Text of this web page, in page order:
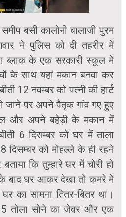
बसी कालोनी बालाजी पुरम
ने पुलिस को दी तहरीर में
ब्लाक के एक सरकारी स्कूल में
के साथ यहां मकान बनवा कर
12 नवम्बर को पत्नी की हार्ट
पर अपने पैतृक गांव गए हुए
और अपने बहेड़ी के मकान में
6 दिसम्बर को घर में ताला
दिसम्बर को मोहल्ले के ही रहने
कि तुम्हारे घर में चोरी हो
बाद घर आकर देखा तो कमरे में
का सामना तितर-बितर था।
तोला सोने का जेवर और एक